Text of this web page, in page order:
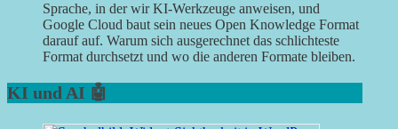
Sprache, in der wir KI-Werkzeuge anweisen, und
Google Cloud baut sein neues Open Knowledge Format
darauf auf. Warum sich ausgerechnet das schlichteste
Format durchsetzt und wo die anderen Formate bleiben.
KI und AI 🤖